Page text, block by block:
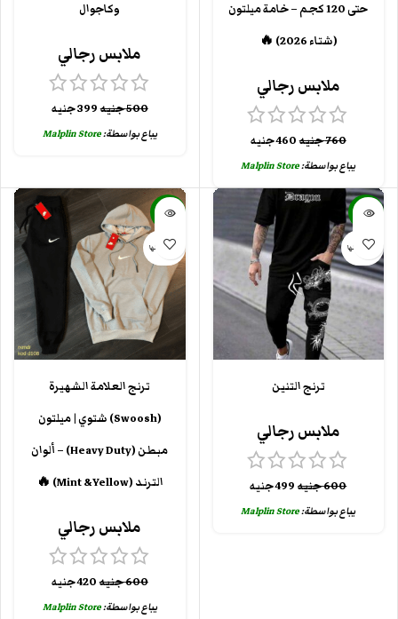
حتى 120 كجم – خامة ميلتون
(شتاء 2026) 🔥
ملابس رجالي
760جنيه460جنيه
يباع بواسطة:Malplin Store
وكاجوال
ملابس رجالي
500جنيه399جنيه
يباع بواسطة:Malplin Store
-17%
بيعت كلها
ترنج التنين
ملابس رجالي
600جنيه 499جنيه
يباع بواسطة:Malplin Store
-30%
بيعت كلها
ترنج العلامة الشهيرة
(Swoosh) شتوي | ميلتون
مبطن (Heavy Duty) – ألوان
الترند (Mint & Yellow) 🔥
ملابس رجالي
600جنيه420جنيه
يباع بواسطة:Malplin Store